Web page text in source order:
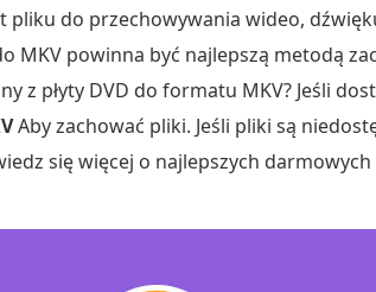
do przechowywania wideo,
MKV powinna być najlepszą metodą
z płyty DVD do formatu MKV? Jeśli
Aby zachować pliki. Jeśli pliki są
się więcej o najlepszych